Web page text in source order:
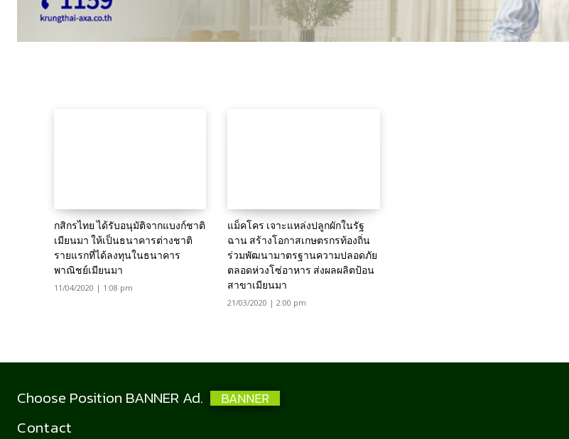
กสิกรไทย ได้รับอนุมัติจากแบงก์ชาติ
เมียนมา ให้เป็นธนาคารต่างชาติ
รายแรกที่ได้ลงทุนในธนาคาร
พาณิชย์เมียนมา
11/04/2020 | 1:08 pm
แม็คโคร เจาะแหล่งปลูกผักในรัฐ
ฉาน สร้างโอกาสเกษตรกรท้องถิ่น
ร่วมพัฒนามาตรฐานความปลอดภัย
ตลอดห่วงโซ่อาหาร ส่งผลผลิตป้อน
สาขาเมียนมา
21/03/2020 | 2:00 pm
Choose Position BANNER Ad. BANNER
Contact